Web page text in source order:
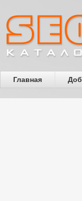
Главная